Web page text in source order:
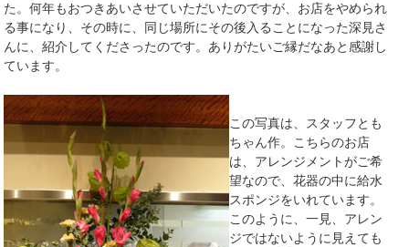
た。何年もおつきあいさせていただいたのですが、お店をやめられ
る事になり、その時に、同じ場所にその後入ることになった深見さ
んに、紹介してくださったのです。ありがたいご縁だなあと感謝し
ています。
この写真は、スタッフとも
ちゃん作。こちらのお店
は、アレンジメントがご希
望なので、花器の中に給水
スポンジをいれています。
このように、一見、アレン
ジではないように見えても